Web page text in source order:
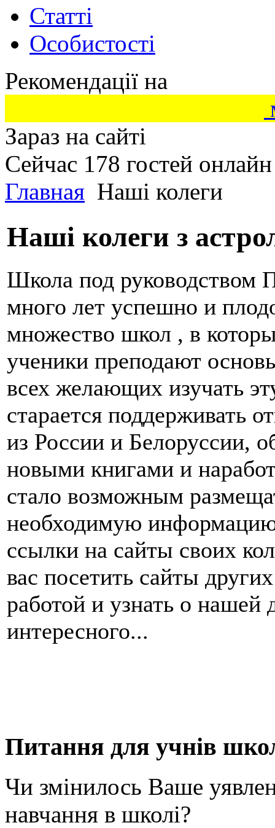
Статті
Особистості
Рекомендації на
Зараз на сайті
Сейчас 178 гостей онлайн
Главная Наші колеги
Наші колеги з
Школа под руководством
много лет успешно и
множество школ , в
ученики преподают
всех желающих изучать
старается поддерживать
из России и Белоруссии,
новыми книгами и
стало возможным
необходимую
ссылки на сайты своих
вас посетить сайты
работой и узнать о нашей
интересного...
Питання для учнів
Чи змінилось Ваше
навчання в школі?